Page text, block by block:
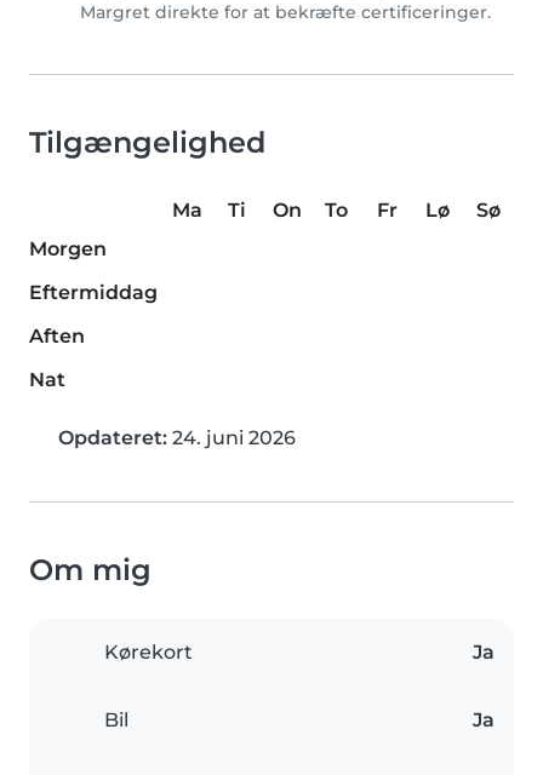
Margret direkte for at bekræfte certificeringer.
Tilgængelighed
Ma Ti On To Fr Lø
Sø
Morgen
Eftermiddag
Aften
Nat
Opdateret: 24. juni 2026
Om mig
Kørekort Ja
Bil Ja